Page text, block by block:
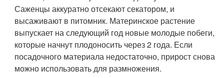
Саженцы аккуратно отсекают секатором, и
высаживают в питомник. Материнское растение
выпускает на следующий год новые молодые побеги,
которые начнут плодоносить через 2 года. Если
посадочного материала недостаточно, прирост снова
можно использовать для размножения.